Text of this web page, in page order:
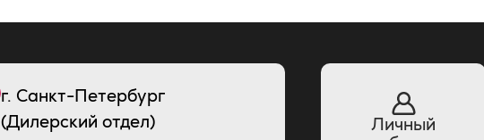
г. Санкт-Петербург
(Дилерский отдел)
Личный